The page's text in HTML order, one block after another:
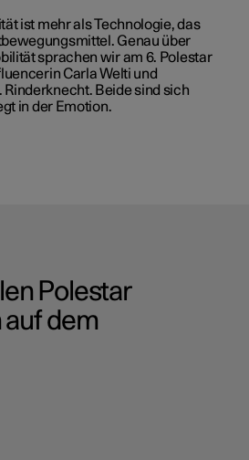
ist mehr als Technologie, das
Genau über
sprachen wir am 6. Polestar
Carla Welti und
Beide sind sich
in der Emotion.
Polestar
auf dem